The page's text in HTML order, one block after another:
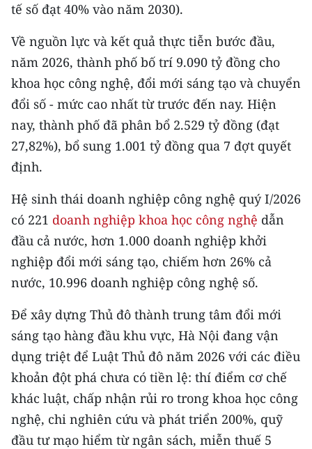
Media Văn hóa
Media Xã hội
Media Pháp luật
Media Du lịch
Media Thế giới
Media Thể thao
Media Giáo dục
Media Y tế
Media Khoa học - Công nghệ
Media Môi trường
Ảnh
Infographic
TIN MỚI
TIN ĐỊA PHƯƠNG
tế số đạt 40% vào năm 2030).
Về nguồn lực và kết quả thực tiễn bước đầu,
năm 2026, thành phố bố trí 9.090 tỷ đồng cho
khoa học công nghệ, đổi mới sáng tạo và chuyển
đổi số - mức cao nhất từ trước đến nay. Hiện
nay, thành phố đã phân bổ 2.529 tỷ đồng (đạt
27,82%), bổ sung 1.001 tỷ đồng qua 7 đợt quyết
định.
Hệ sinh thái doanh nghiệp công nghệ quý I/2026
có 221 doanh nghiệp khoa học công nghệ dẫn
đầu cả nước, hơn 1.000 doanh nghiệp khởi
nghiệp đổi mới sáng tạo, chiếm hơn 26% cả
nước, 10.996 doanh nghiệp công nghệ số.
Để xây dựng Thủ đô thành trung tâm đổi mới
sáng tạo hàng đầu khu vực, Hà Nội đang vận
dụng triệt để Luật Thủ đô năm 2026 với các điều
khoản đột phá chưa có tiền lệ: thí điểm cơ chế
khác luật, chấp nhận rủi ro trong khoa học công
nghệ, chi nghiên cứu và phát triển 200%, quỹ
đầu tư mạo hiểm từ ngân sách, miễn thuế 5